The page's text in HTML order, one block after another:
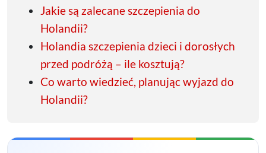
Jakie są zalecane szczepienia do
Holandii?
Holandia szczepienia dzieci i dorosłych
przed podróżą – ile kosztują?
Co warto wiedzieć, planując wyjazd do
Holandii?